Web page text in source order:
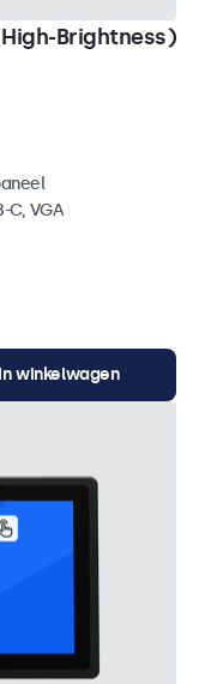
Brightness)
C, VGA
In winkelwagen